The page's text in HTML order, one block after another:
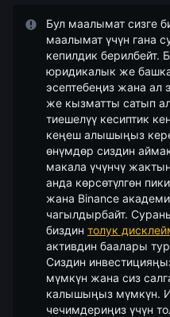
Бул маалымат сизге
маалымат үчүн гана
кепилдик
юридикалык же
эсептебеңиз жана ал
же кызматты сатып
тиешелүү кесиптик
кеңеш алышыңыз
өнүмдөр сиздин
макала үчүнчү
анда көрсөтүлгөн
жана Binance
чагылдырбайт.
биздин толук
активдин баалары
Сиздин
мүмкүн жана сиз
калышыңыз мүмкүн.
чечимдериңиз үчүн